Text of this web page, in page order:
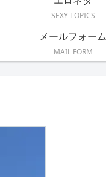
SEXY TOPICS
メールフォーム
MAIL FORM